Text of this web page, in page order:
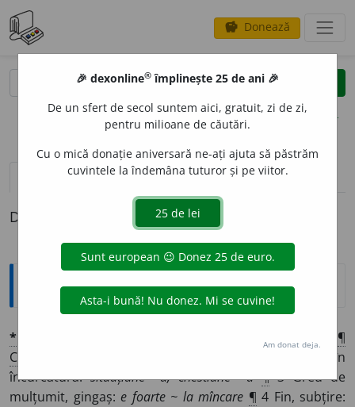
savings Donează
clear
opțiuni
definiții (1) pronunțievolume_up (50)
Definiția cu ID-ul 1367794:
Explicative DEX
*
¶
C.
2 Greu, încurcat, care te pune în
încurcătură:situațiune ~ă; chestiune ~ă ¶3 Greu de
mulțumit, gingaș: e foarte ~ la mîncare ¶ 4 Fin, subțire:
🎉 dexonline® împlinește 25 de ani 🎉
De un sfert de secol suntem aici, gratuit, zi de zi,
pentru milioane de căutări.
Cu o mică donație aniversară ne-ați ajuta să păstrăm
cuvintele la îndemâna tuturor și pe viitor.
Am donat deja.